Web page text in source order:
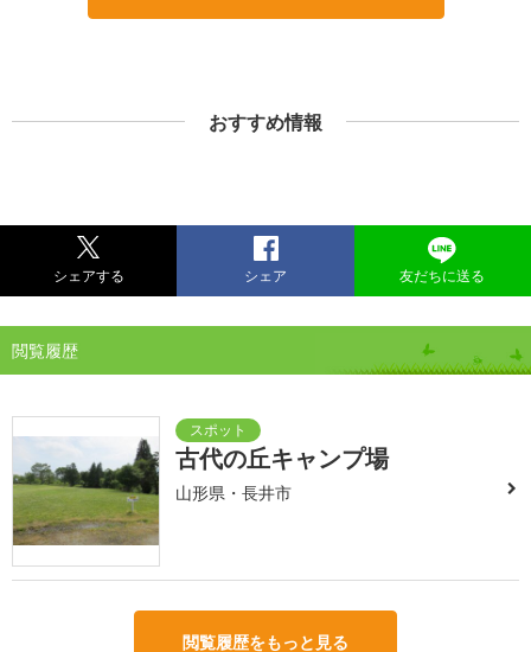
おすすめ情報
シェアする シェア 友だちに送る
閲覧履歴
古代の丘キャンプ場
山形県・長井市
閲覧履歴をもっと見る